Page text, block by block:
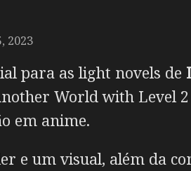
2023
para as light novels de
World with Level
em anime.
e um visual, além da